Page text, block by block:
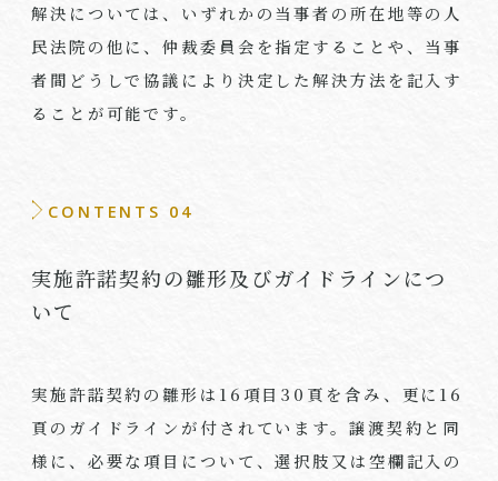
解決については、いずれかの当事者の所在地等の人
民法院の他に、仲裁委員会を指定することや、当事
者間どうしで協議により決定した解決方法を記入す
ることが可能です。
CONTENTS 04
実施許諾契約の雛形及びガイドラインにつ
いて
実施許諾契約の雛形は 16 項目 30 頁を含み、更に 16
頁のガイドラインが付されています。譲渡契約と同
様に、必要な項目について、選択肢又は空欄記入の